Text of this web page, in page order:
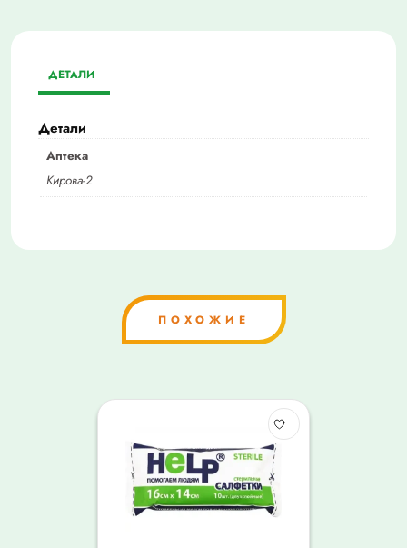
ДЕТАЛИ
Детали
Аптека
Кирова-2
ПОХОЖИЕ